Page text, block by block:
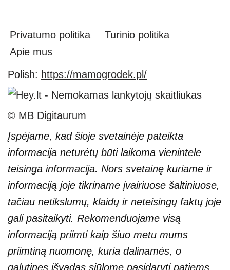
Privatumo politika
Turinio politika
Apie mus
Polish: https://mamogrodek.pl/
© MB Digitaurum
Įspėjame, kad šioje svetainėje pateikta
informacija neturėtų būti laikoma vienintele
teisinga informacija. Nors svetainę kuriame ir
informaciją joje tikriname įvairiuose šaltiniuose,
tačiau netikslumų, klaidų ir neteisingų faktų joje
gali pasitaikyti. Rekomenduojame visą
informaciją priimti kaip šiuo metu mums
priimtiną nuomonę, kuria dalinamės, o
galutines išvadas siūlome pasidaryti patiems.